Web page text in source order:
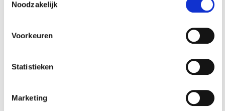
Noodzakelijk
Voorkeuren
Statistieken
Marketing
straalketel
Op voorraad